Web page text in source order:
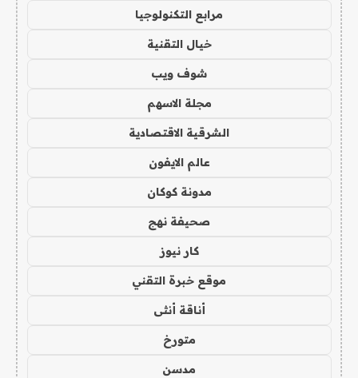
مرابع التكنولوجيا
خيال التقنية
شوف ويب
مجلة الاسهم
الشرقية الاقتصادية
عالم الايفون
مدونة كوكان
صحيفة نهج
كار نيوز
موقع خبرة التقني
أناقة أنثى
متورخ
مدسن